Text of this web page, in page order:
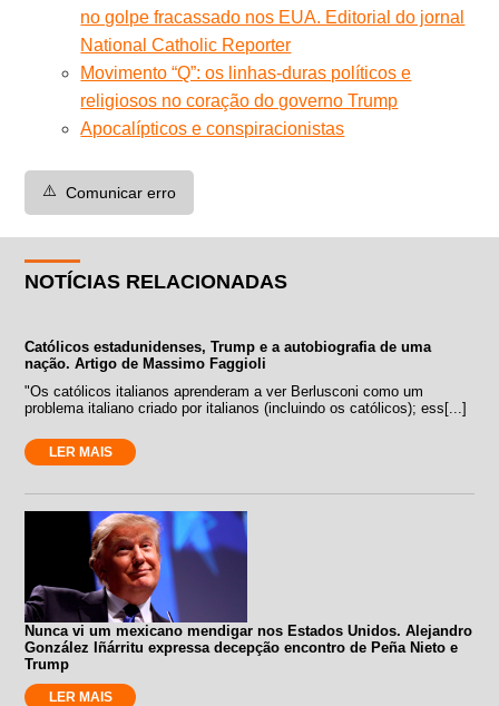
no golpe fracassado nos EUA. Editorial do jornal
National Catholic Reporter
Movimento “Q”: os linhas-duras políticos e
religiosos no coração do governo Trump
Apocalípticos e conspiracionistas
⚠️ Comunicar erro
NOTÍCIAS RELACIONADAS
Católicos estadunidenses, Trump e a autobiografia de uma
nação. Artigo de Massimo Faggioli
"Os católicos italianos aprenderam a ver Berlusconi como um
problema italiano criado por italianos (incluindo os católicos); ess[...]
LER MAIS
Nunca vi um mexicano mendigar nos Estados Unidos. Alejandro
González Iñárritu expressa decepção encontro de Peña Nieto e
Trump
LER MAIS